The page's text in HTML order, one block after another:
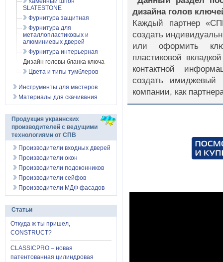
дизайна голов
Каждый партнер
создать
или оформить
пластиковой
контактной
создать имиджевый
компании, как
SLATESTONE
Фурнитура защитная
Фурнитура для
металлопластиковых и
алюминиевых дверей
Фурнитура интерьерная
Дизайн головы бланка ключа
Цвета и типы тумблеров
Инструменты для мастеров
Материалы для скачивания
Продукция украинских
производителей с ведущими
технологиями от СПВ
Производители входных дверей
Производители окон
Производители подоконников
Производители сейфов
Производители МДФ фасадов
Статьи
Откуда ж ты пришел,
CONSTRUCT?
CLASSICPRO – новая
патентованная цилиндровая